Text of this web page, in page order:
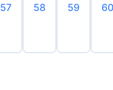
57 58 59 60